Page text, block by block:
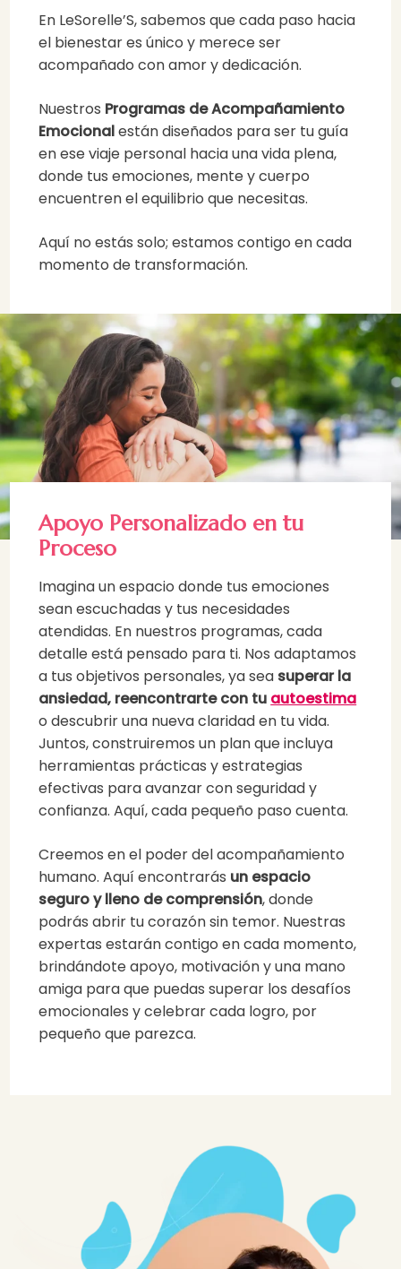
En LeSorelle’S, sabemos que cada paso hacia
el bienestar es único y merece ser
acompañado con amor y dedicación.
Nuestros Programas de Acompañamiento
Emocionalestán diseñados para ser tu guía
en ese viaje personal hacia una vida plena,
donde tus emociones, mente y cuerpo
encuentren el equilibrio que necesitas.
Aquí no estás solo; estamos contigo en cada
momento de transformación.
Apoyo Personalizado en tu
Proceso
Imagina un espacio donde tus emociones
sean escuchadas y tus necesidades
atendidas. En nuestros programas, cada
detalle está pensado para ti. Nos adaptamos
a tus objetivos personales, ya sea superar la
ansiedad, reencontrarte con tu autoestima
o descubrir una nueva claridad en tu vida.
Juntos, construiremos un plan que incluya
herramientas prácticas y estrategias
efectivas para avanzar con seguridad y
confianza. Aquí, cada pequeño paso cuenta.
Creemos en el poder del acompañamiento
humano. Aquí encontrarás un espacio
seguro y lleno de comprensión, donde
podrás abrir tu corazón sin temor. Nuestras
expertas estarán contigo en cada momento,
brindándote apoyo, motivación y una mano
amiga para que puedas superar los desafíos
emocionales y celebrar cada logro, por
pequeño que parezca.